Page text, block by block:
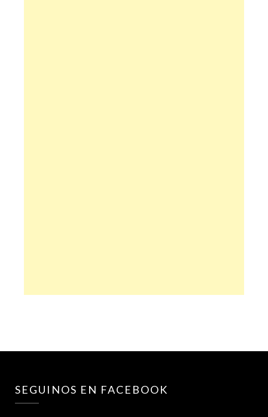
SEGUINOS EN FACEBOOK